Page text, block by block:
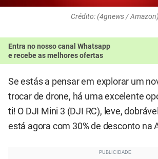
Crédito: (4gnews / Amazon)
Entra no nosso canal Whatsapp
e recebe as melhores ofertas
Se estás a pensar em explorar um
trocar de drone, há uma excelente
ti! O DJI Mini 3 (DJI RC), leve,
está agora com 30% de desconto na